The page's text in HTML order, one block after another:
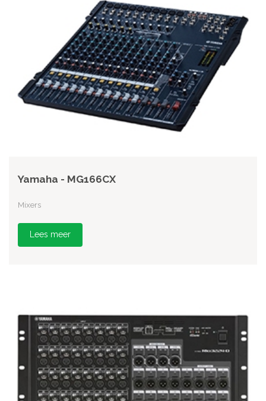
Yamaha - MG166CX
Mixers
Lees meer